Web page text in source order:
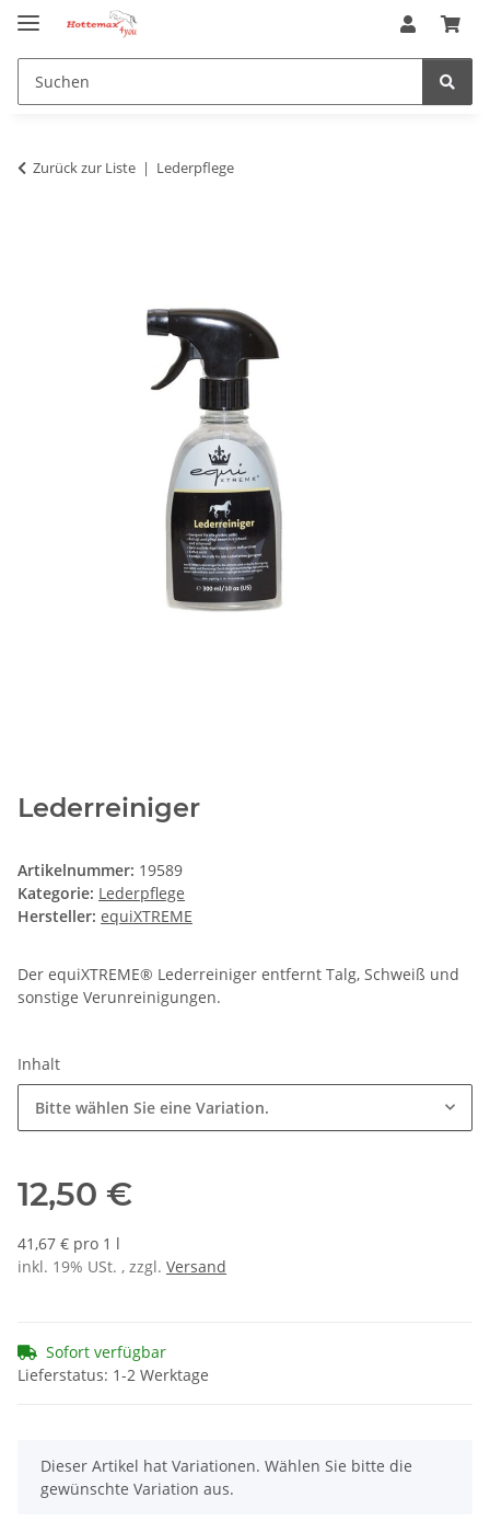
Zurück zur Liste Lederpflege
Lederreiniger
Artikelnummer: 19589
Kategorie: Lederpflege
Hersteller: equiXTREME
Der equiXTREME® Lederreiniger entfernt Talg, Schweiß und
sonstige Verunreinigungen.
Inhalt
Bitte wählen Sie eine Variation.
12,50 €
41,67 € pro 1 l
inkl. 19% USt. , zzgl. Versand
Sofort verfügbar
Lieferstatus: 1-2 Werktage
x
Dieser Artikel hat Variationen. Wählen Sie bitte die
gewünschte Variation aus.